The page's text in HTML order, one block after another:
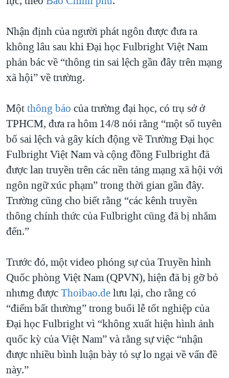
Nhận định của người phát ngôn được đưa ra
không lâu sau khi Đại học Fulbright Việt Nam
phản bác về “thông tin sai lệch gần đây trên mạng
xã hội” về trường.
Mộtthông báo của trường đại học, có trụ sở ở
TPHCM, đưa ra hôm 14/8 nói rằng “một số tuyên
bố sai lệch và gây kích động về Trường Đại học
Fulbright Việt Nam và cộng đồng Fulbright đã
được lan truyền trên các nền tảng mạng xã hội với
ngôn ngữ xúc phạm” trong thời gian gần đây.
Trường cũng cho biết rằng “các kênh truyền
thông chính thức của Fulbright cũng đã bị nhắm
đến.”
Trước đó, một video phóng sự của Truyền hình
Quốc phòng Việt Nam (QPVN), hiện đã bị gỡ bỏ
nhưng đượcThoibao.delưu lại, cho rằng có
“điểm bất thường” trong buổi lễ tốt nghiệp của
Đại học Fulbright vì “không xuất hiện hình ảnh
quốc kỳ của Việt Nam” và rằng sự việc “nhận
được nhiều bình luận bày tỏ sự lo ngại về vấn đề
này.”